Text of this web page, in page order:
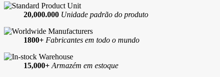
20,000.000 Unidade padrão do produto
1800+ Fabricantes em todo o mundo
15,000+ Armazém em estoque